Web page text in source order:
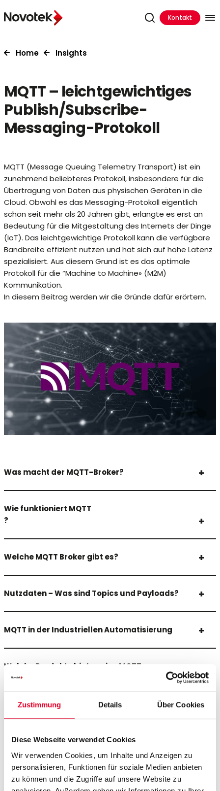
Zustimmung Details Über Cookies
Diese Webseite verwendet Cookies
Wir verwenden Cookies, um Inhalte und Anzeigen zu
personalisieren, Funktionen für soziale Medien anbieten
zu können und die Zugriffe auf unsere Website zu
Kontakt
Home Insights
MQTT – leichtgewichtiges
Publish/Subscribe-
Messaging-Protokoll
MQTT (Message Queuing Telemetry Transport) ist ein
zunehmend beliebteres Protokoll, insbesondere für die
Übertragung von Daten aus physischen Geräten in die
Cloud. Obwohl es das Messaging-Protokoll eigentlich
schon seit mehr als 20 Jahren gibt, erlangte es erst an
Bedeutung für die Mitgestaltung des Internets der Dinge
(IoT). Das leichtgewichtige Protokoll kann die verfügbare
Bandbreite effizient nutzen und hat sich auf hohe Latenz
spezialisiert. Aus diesem Grund ist es das optimale
Protokoll für die “Machine to Machine» (M2M)
Kommunikation.
In diesem Beitrag werden wir die Gründe dafür erörtern.
Was macht der MQTT-Broker?
Wie funktioniert MQTT
?
Welche MQTT Broker gibt es?
Nutzdaten – Was sind Topics und Payloads?
MQTT in der Industriellen Automatisierung
Welche Produkte bieten eine MQTT-
Unterstützung?
HighByte Intelligence Hub
OPC Router MQTT Client Plugin
Proficy Historian Server für Azure IoT Hub
HMI/SCADA iFIX und CIMPLICITY